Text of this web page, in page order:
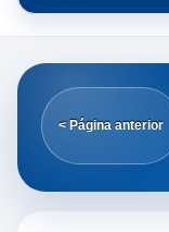
< Página anterior